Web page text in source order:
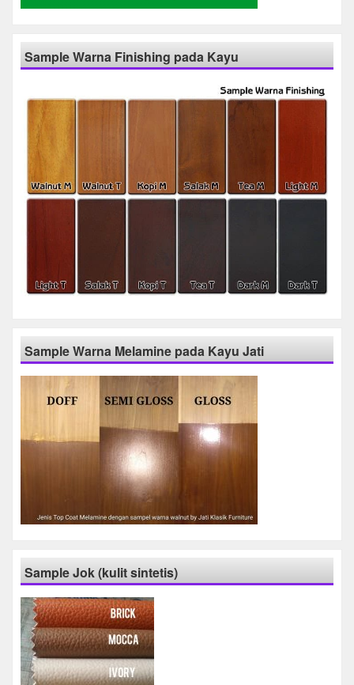
Sample Warna Finishing pada Kayu
Sample Warna Melamine pada Kayu Jati
Sample Jok (kulit sintetis)